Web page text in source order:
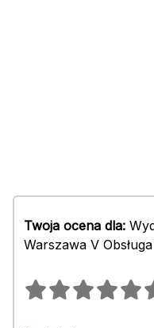
Twoja ocena dla:
Warszawa V